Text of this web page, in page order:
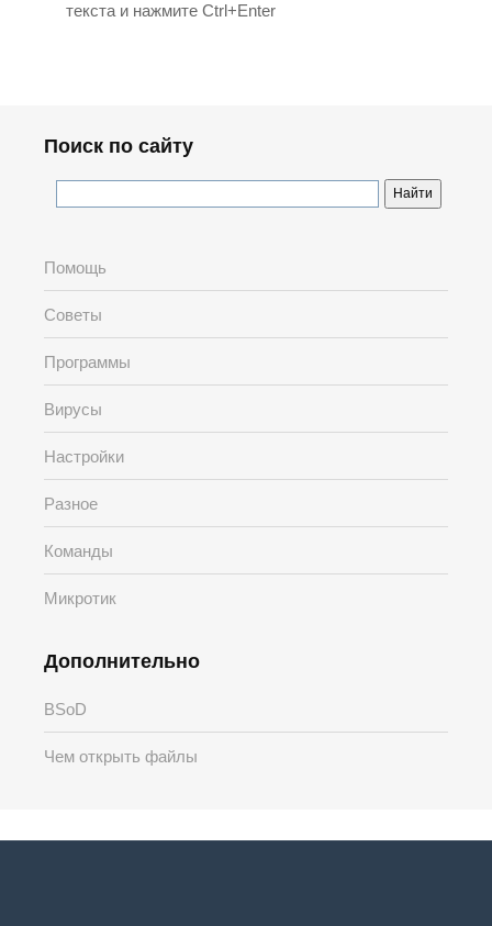
текста и нажмите Ctrl+Enter
Поиск по сайту
Помощь
Советы
Программы
Вирусы
Настройки
Разное
Команды
Микротик
Дополнительно
BSoD
Чем открыть файлы